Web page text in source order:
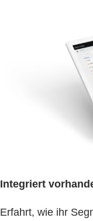
Integriert
Erfahrt, wie ihr